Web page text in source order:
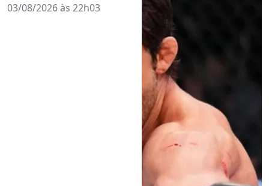
03/08/2026 às 22h03